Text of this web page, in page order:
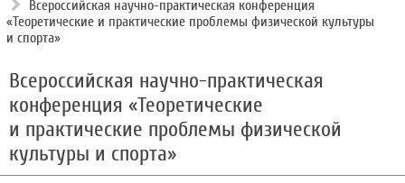
Всероссийская научно-практическая конференция
«Теоретические и практические проблемы физической культуры
и спорта»
Всероссийская научно-практическая
конференция «Теоретические
и практические проблемы физической
культуры и спорта»